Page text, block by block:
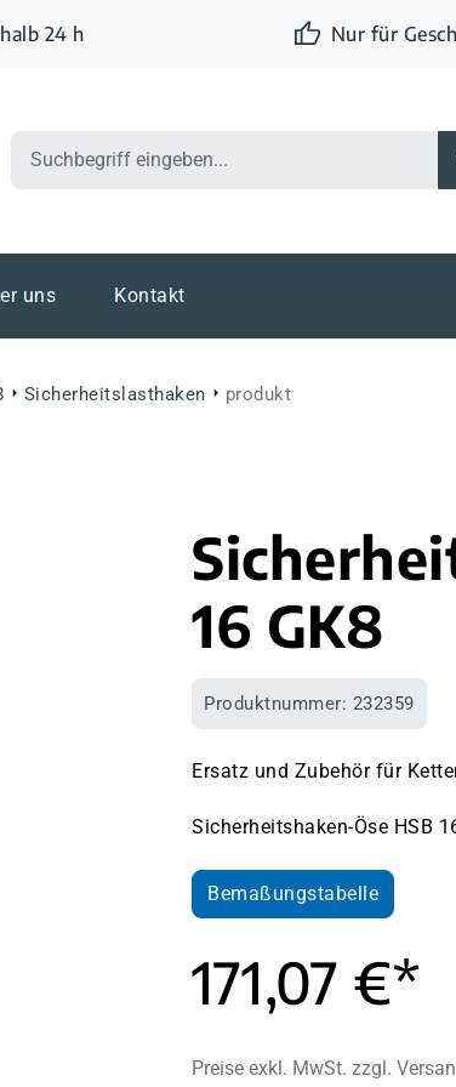
24 h Nur für
uns Kontakt
Sicherheitslasthaken produkt
16 GK8
Produktnummer: 232359
Ersatz und Zubehör für
Sicherheitshaken-Öse HSB
Bemaßungstabelle
171,07 €*
Preise exkl. MwSt. zzgl.